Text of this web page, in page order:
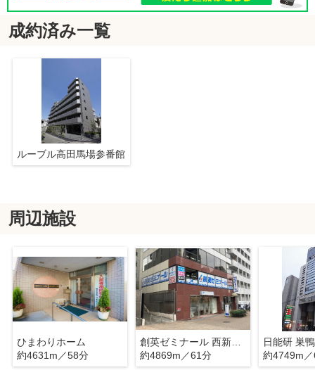
成約済み一覧
ルーブル高田馬場参番館
周辺施設
ひまわりホーム
約4631m／58分
創英ゼミナール 西新宿初台校
約4869m／61分
日能研 巣
約4749m